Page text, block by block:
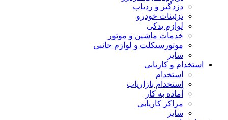
دزدگیر و ردیاب
تزئینات خودرو
لوازم یدکی
خدمات ماشین و موتور
موتورسیکلت و لوازم جانبی
سایر
استخدام و کاریابی
استخدام
استخدام بازاریاب
آماده به کار
مراکز کاریابی
سایر